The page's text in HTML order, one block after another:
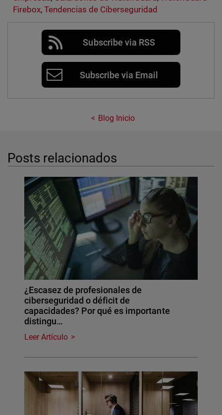
Firebox, Tendencias de Ciberseguridad
Subscribe via RSS
Subscribe via Email
Blog Inicio
Posts relacionados
¿Escasez de profesionales de
ciberseguridad o déficit de
capacidades? Por qué es importante
distingu…
Leer Artículo